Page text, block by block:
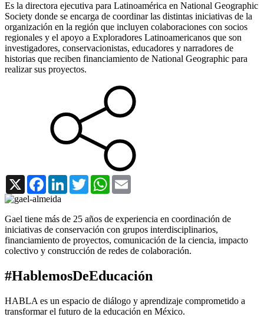
Es la directora ejecutiva para Latinoamérica en National Geographic
Society donde se encarga de coordinar las distintas iniciativas de la
organización en la región que incluyen colaboraciones con socios
regionales y el apoyo a Exploradores Latinoamericanos que son
investigadores, conservacionistas, educadores y narradores de
historias que reciben financiamiento de National Geographic para
realizar sus proyectos.
X FacebookLinkedInTwitterWhatsApp
Gael tiene más de 25 años de experiencia en coordinación de
iniciativas de conservación con grupos interdisciplinarios,
financiamiento de proyectos, comunicación de la ciencia, impacto
colectivo y construcción de redes de colaboración.
#HablemosDeEducación
HABLA es un espacio de diálogo y aprendizaje comprometido a
transformar el futuro de la educación en México.